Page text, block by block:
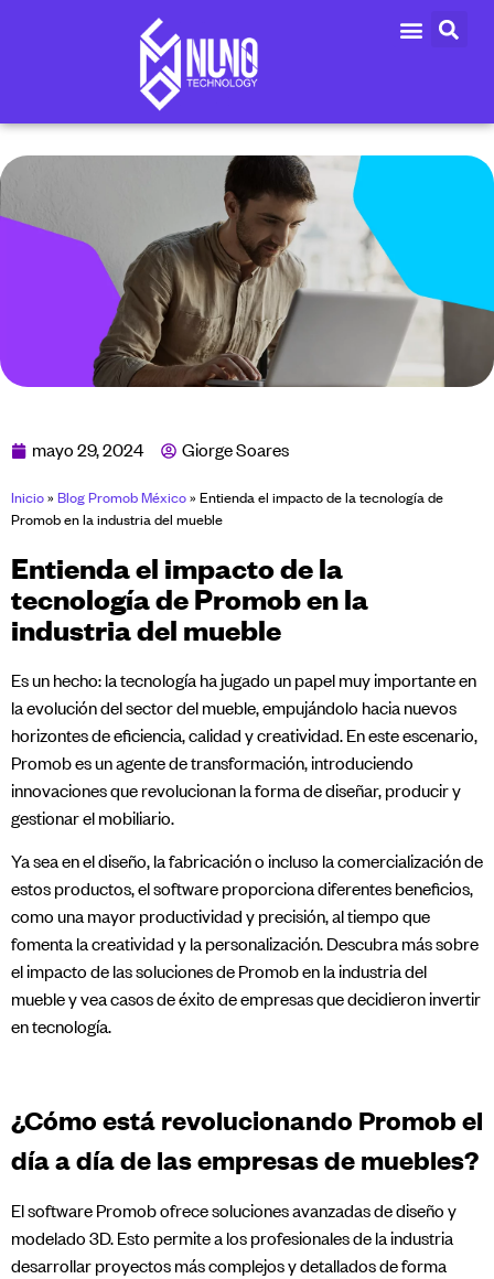
mayo 29, 2024 Giorge Soares
Inicio» Blog Promob México» Entienda el impacto de la tecnología de
Promob en la industria del mueble
Entienda el impacto de la
tecnología de Promob en la
industria del mueble
Es un hecho: la tecnología ha jugado un papel muy importante en
la evolución del sector del mueble, empujándolo hacia nuevos
horizontes de eficiencia, calidad y creatividad. En este escenario,
Promob es un agente de transformación, introduciendo
innovaciones que revolucionan la forma de diseñar, producir y
gestionar el mobiliario.
Ya sea en el diseño, la fabricación o incluso la comercialización de
estos productos, el software proporciona diferentes beneficios,
como una mayor productividad y precisión, al tiempo que
fomenta la creatividad y la personalización. Descubra más sobre
el impacto de las soluciones de Promob en la industria del
mueble y vea casos de éxito de empresas que decidieron invertir
en tecnología.
¿Cómo está revolucionando Promob el
día a día de las empresas de muebles?
El software Promob ofrece soluciones avanzadas de diseño y
modelado 3D. Esto permite a los profesionales de la industria
desarrollar proyectos más complejos y detallados de forma